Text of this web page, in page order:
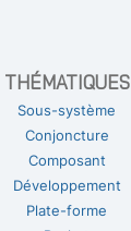
THÉMATIQUES
Sous-système
Conjoncture
Composant
Développement
Plate-forme